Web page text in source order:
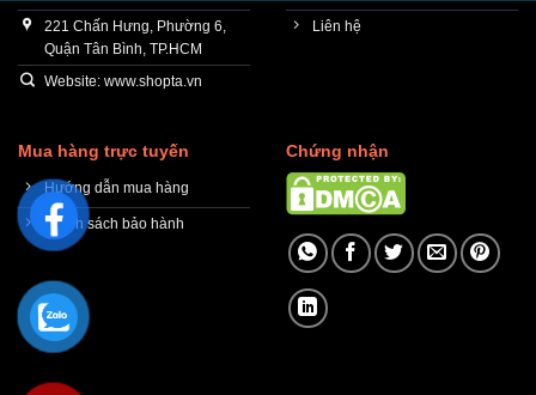
221 Chấn Hưng, Phường 6,
Quận Tân Bình, TP.HCM
Website: www.shopta.vn
Liên hệ
Mua hàng trực tuyến
Hướng dẫn mua hàng
Chính sách bảo hành
Chứng nhận